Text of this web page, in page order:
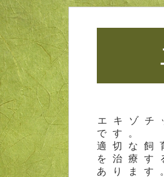
エキゾチ
です。
適切な飼
を治療
あります